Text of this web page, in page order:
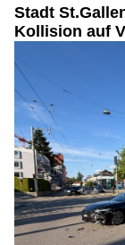
Stadt
Kollision auf